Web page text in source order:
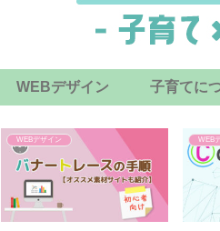
WEBデザイン 子育てに
WEBデザイン WEB